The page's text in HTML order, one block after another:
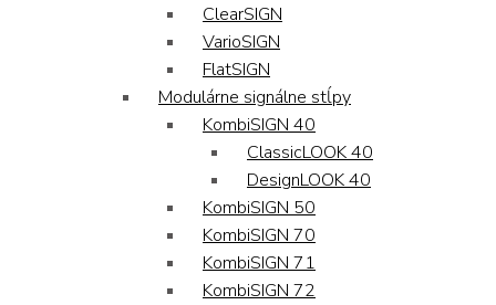
ClearSIGN
VarioSIGN
FlatSIGN
Modulárne signálne stĺpy
KombiSIGN 40
ClassicLOOK 40
DesignLOOK 40
KombiSIGN 50
KombiSIGN 70
KombiSIGN 71
KombiSIGN 72